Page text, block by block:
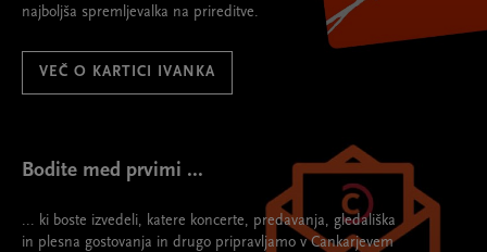
najboljša spremljevalka na prireditve.
VEČ O KARTICI IVANKA
Bodite med prvimi ...
... ki boste izvedeli, katere koncerte, predavanja, gledališka
in plesna gostovanja in drugo pripravljamo v Cankarjevem